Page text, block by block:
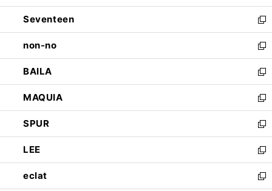
開
く
ウ
で
開
く
ン
ド
ウ
で
開
く
Seventeen
新
し
い
ウ
ィ
ン
ド
ウ
で
開
く
non-no
新
し
い
ウ
ィ
ン
ド
ウ
で
開
く
BAILA
新
し
い
ウ
ィ
ン
ド
ウ
で
開
MAQUIA
新
し
い
ウ
ィ
ン
ド
SPUR
新
し
い
ウ
ィ
LEE
新
し
い
eclat
新